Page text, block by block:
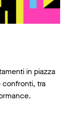
in piazza
confronti, tra